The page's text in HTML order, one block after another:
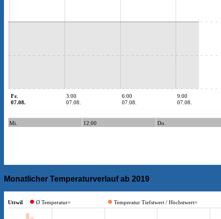
Monatlicher Temperaturverlauf ab 2019